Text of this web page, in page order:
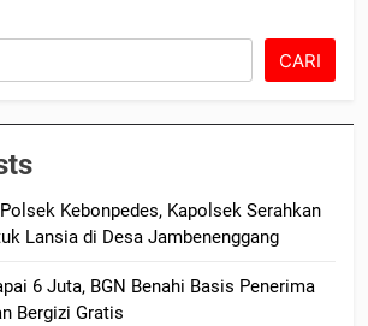
CARI
Kebonpedes, Kapolsek Serahkan
Lansia di Desa Jambenenggang
6 Juta, BGN Benahi Basis Penerima
Bergizi Gratis